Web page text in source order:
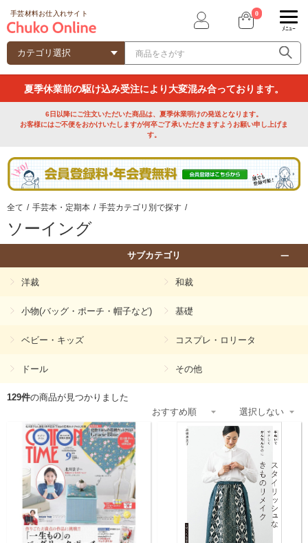
手芸材料お仕入れサイト 0
ﾒﾆｭｰ
夏季休業前の駆け込み受注により大変混み合っております。
6日以降にご注文いただいた商品は、夏季休業明けの発送となります。
お客様にはご不便をおかけいたしますが何卒ご了承いただきますようお願い申し上げま
す。
全て / 手芸本・定期本 / 手芸カテゴリ別で探す /
ソーイング
サブカテゴリ
洋裁 和裁
小物(バッグ・ポーチ・帽子など) 基礎
ベビー・キッズ コスプレ・ロリータ
ドール その他
129件の商品が見つかりました